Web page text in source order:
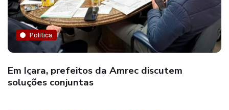
Política
Em Içara, prefeitos da Amrec discutem
soluções conjuntas